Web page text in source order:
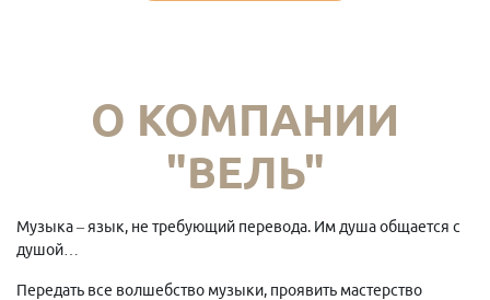
О КОМПАНИИ
"ВЕЛЬ"
Музыка – язык, не требующий перевода. Им душа общается с
душой…
Передать все волшебство музыки, проявить мастерство